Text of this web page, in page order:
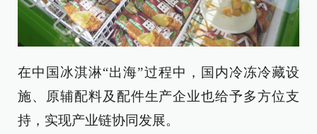
在中国冰淇淋“出海”过程中，国内冷冻冷藏设
施、原辅配料及配件生产企业也给予多方位支
持，实现产业链协同发展。